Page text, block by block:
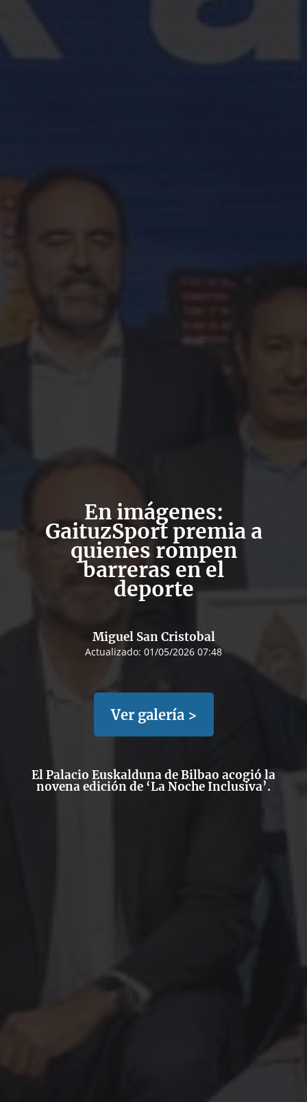
En imágenes:
GaituzSport premia a
quienes rompen
barreras en el
deporte
Miguel San Cristobal
Actualizado: 01/05/2026 07:48
Ver galería >
El Palacio Euskalduna de Bilbao acogió la
novena edición de ‘La Noche Inclusiva’.